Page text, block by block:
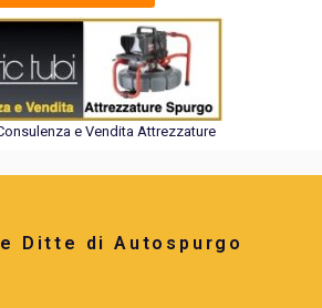
e Vendita Attrezzature
Ditte di Autospurgo